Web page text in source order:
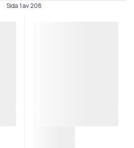
Sida 1 av 208